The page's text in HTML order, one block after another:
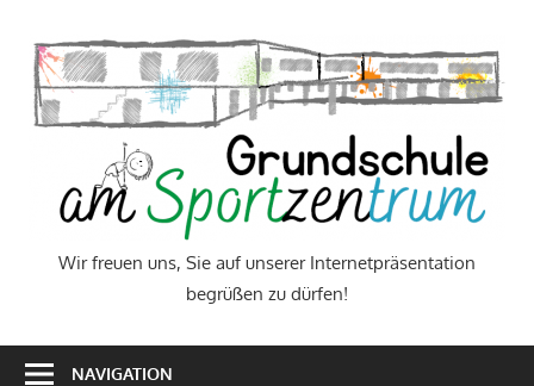
Inhalt
springen
Wir freuen uns, Sie auf unserer Internetpräsentation
begrüßen zu dürfen!
NAVIGATION